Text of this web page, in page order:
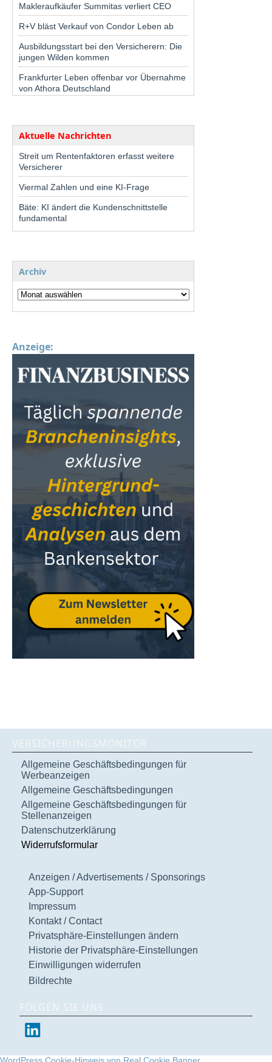
Makleraufkäufer Summitas verliert CEO
R+V bläst Verkauf von Condor Leben ab
Ausbildungsstart bei den Versicherern: Die
jungen Wilden kommen
Frankfurter Leben offenbar vor Übernahme
von Athora Deutschland
Aktuelle Nachrichten
Streit um Rentenfaktoren erfasst weitere
Versicherer
Viermal Zahlen und eine KI-Frage
Bäte: KI ändert die Kundenschnittstelle
fundamental
Archiv
Anzeige:
VERSICHERUNGSMONITOR
Allgemeine Geschäftsbedingungen für
Werbeanzeigen
Allgemeine Geschäftsbedingungen
Allgemeine Geschäftsbedingungen für
Stellenanzeigen
Datenschutzerklärung
Widerrufsformular
Anzeigen / Advertisements / Sponsorings
App-Support
Impressum
Kontakt / Contact
Privatsphäre-Einstellungen ändern
Historie der Privatsphäre-Einstellungen
Einwilligungen widerrufen
Bildrechte
FOLGEN SIE UNS